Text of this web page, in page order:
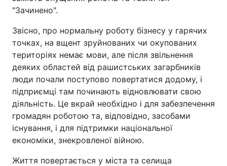
Головна Війна
Україна Політика
Економіка Світ
Спорт Наука
"Зачинено".
Звісно, про нормальну роботу бізнесу у гарячих
точках, на вщент зруйнованих чи окупованих
територіях немає мови, але після звільнення
деяких областей від рашистських загарбників
люди почали поступово повертатися додому, і
підприємці там починають відновлювати свою
діяльність. Це вкрай необхідно і для забезпечення
громадян роботою та, відповідно, засобами
існування, і для підтримки національної
економіки, знекровленої війною.
Життя повертається у міста та селища